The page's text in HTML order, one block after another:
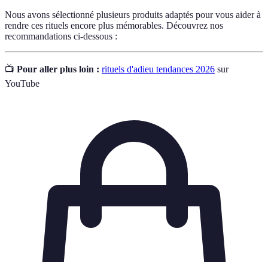
Nous avons sélectionné plusieurs produits adaptés pour vous aider à
rendre ces rituels encore plus mémorables. Découvrez nos
recommandations ci-dessous :
📺 Pour aller plus loin : rituels d'adieu tendances 2026 sur
YouTube